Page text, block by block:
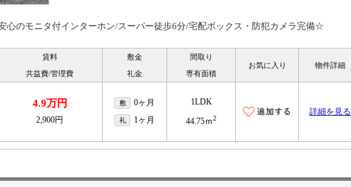
心のモニタ付インターホン/スーパー徒歩6分/宅配ボックス・防犯カメラ完備☆
賃料
共益費/管理費
敷金
礼金
間取り
専有面積
お気に入り 物件詳細
4.9万円
2,900円
敷 0ヶ月
礼 1ヶ月
1LDK
44.75ｍ2
詳細を見る